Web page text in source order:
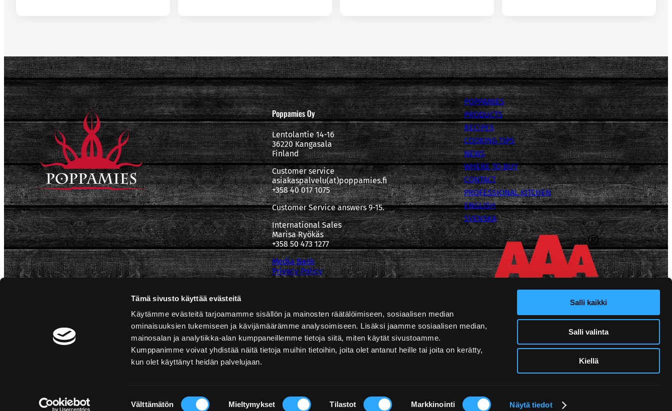
Tämä sivusto käyttää evästeitä
Käytämme evästeitä tarjoamamme sisällön ja mainosten räätälöimiseen, sosiaalisen median
ominaisuuksien tukemiseen ja kävijämäärämme analysoimiseen. Lisäksi jaamme sosiaalisen median,
mainosalan ja analytiikka-alan kumppaneillemme tietoja siitä, miten käytät sivustoamme.
Kumppanimme voivat yhdistää näitä tietoja muihin tietoihin, joita olet antanut heille tai joita on kerätty,
kun olet käyttänyt heidän palvelujaan.
Välttämätön Mieltymykset Tilastot Markkinointi Näytä tiedot
Salli kaikki
Salli valinta
Kiellä
Poppamies Oy
Lentolantie 14-16
36220 Kangasala
Finland
Customer service
asiakaspalvelu(at)poppamies.fi
+358 40 017 1075
Customer Service answers 9-15.
International Sales
Marisa Ryökäs
+358 50 473 1277
Media Bank
Privacy Policy
POPPAMIES
PRODUCTS
RECIPES
COOKING TIPS
NEWS
WHERE TO BUY
CONTACT
PROFESSIONAL KITCHEN
ENGLISH
SVENSKA